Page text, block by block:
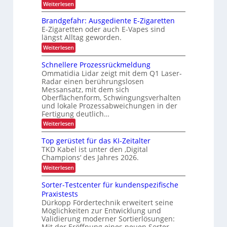
b
e
t
r
i
e
b
l
i
c
h
e
n
L
a
s
t
e
n
t
r
a
n
-
P
r
o
j
e
t
i
o
n
g
e
m
e
n
t
i
n
d
e
r
L
o
g
s
t
i
k
Weiterlesen:
Z
v
e
r
l
ä
s
i
g
e
r
T
r
a
n
s
p
o
r
t
v
o
F
r
a
c
h
t
Brandgefahr: Ausgediente E-Zigaretten
E-Zigaretten oder auch E-Vapes sind
längst Alltag geworden.
Weiterlesen:
B
a
n
d
g
e
f
a
h
r
:
A
u
s
g
e
d
i
e
n
t
e
E
-
Schnellere Prozessrückmeldung
Ommatidia Lidar zeigt mit dem Q1 Laser-
Radar einen berührungslosen
Messansatz, mit dem sich
Oberflächenform, Schwingungsverhalten
und lokale Prozessabweichungen in der
Fertigung deutlich…
Weiterlesen:
S
c
h
n
e
l
l
r
e
P
r
o
z
Top gerüstet für das KI-Zeitalter
TKD Kabel ist unter den ‚Digital
Champions‘ des Jahres 2026.
Weiterlesen:
T
o
p
g
e
r
ü
s
Sorter-Testcenter für kundenspezifische
Praxistests
Dürkopp Fördertechnik erweitert seine
Möglichkeiten zur Entwicklung und
Validierung moderner Sortierlösungen: